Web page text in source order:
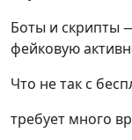
Боты и скрипты
фейковую
Что не так с
требует много